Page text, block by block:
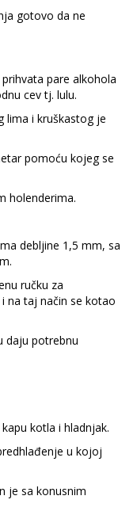
gotovo da ne
pare alkohola
cev tj. lulu.
lima i kruškastog je
pomoću kojeg se
holenderima.
debljine 1,5 mm, sa
ručku za
na taj način se kotao
daju potrebnu
kotla i hladnjak.
u kojoj
je sa konusnim